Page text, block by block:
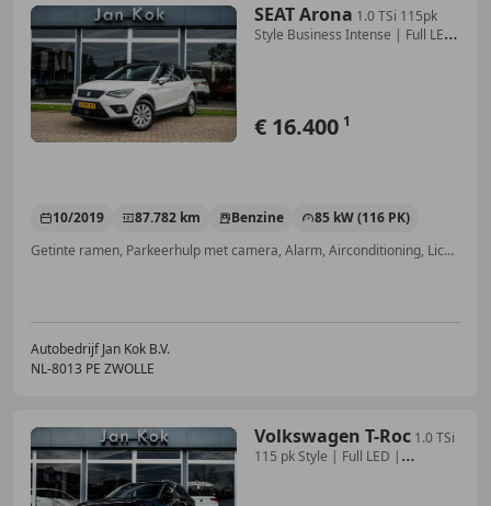
SEAT Arona 1.0 TSi 115pk
Style Business Intense | Full LED
€ 16.400 1
10/2019 87.782 km Benzine
85 kW (116 PK)
Getinte ramen, Parkeerhulp met camera, Alarm, Airconditioning, Lichtsensor, Navigatiesysteem, Parkeerhulp voor, Lichtmetalen velgen
Autobedrijf Jan Kok B.V.
NL-8013 PE ZWOLLE
Volkswagen T-Roc 1.0 TSi
115 pk Style | Full LED |